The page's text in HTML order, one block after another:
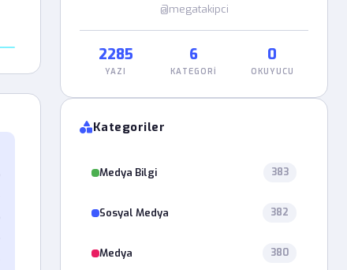
@megatakipci
2285
YAZI
6
KATEGORI
0
OKUYUCU
Kategoriler
Medya Bilgi 383
Sosyal Medya 382
Medya 380